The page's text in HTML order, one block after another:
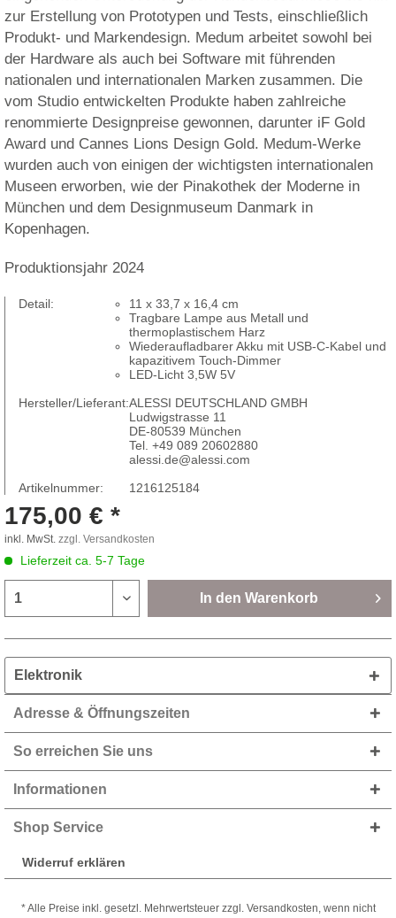
zur Erstellung von Prototypen und Tests, einschließlich
Produkt- und Markendesign. Medum arbeitet sowohl bei
der Hardware als auch bei Software mit führenden
nationalen und internationalen Marken zusammen. Die
vom Studio entwickelten Produkte haben zahlreiche
renommierte Designpreise gewonnen, darunter iF Gold
Award und Cannes Lions Design Gold. Medum-Werke
wurden auch von einigen der wichtigsten internationalen
Museen erworben, wie der Pinakothek der Moderne in
München und dem Designmuseum Danmark in
Kopenhagen.
Produktionsjahr 2024
Detail:
11 x 33,7 x 16,4 cm
Tragbare Lampe aus Metall und
thermoplastischem Harz
Wiederaufladbarer Akku mit USB-C-Kabel und
kapazitivem Touch-Dimmer
LED-Licht 3,5W 5V
Hersteller/Lieferant:ALESSI DEUTSCHLAND GMBH
Ludwigstrasse 11
DE-80539 München
Tel. +49 089 20602880
alessi.de@alessi.com
Artikelnummer:
1216125184
175,00 € *
inkl. MwSt. zzgl. Versandkosten
Lieferzeit ca. 5-7 Tage
In den Warenkorb
Elektronik
Adresse & Öffnungszeiten
So erreichen Sie uns
Informationen
Shop Service
Widerruf erklären
* Alle Preise inkl. gesetzl. Mehrwertsteuer zzgl. Versandkosten, wenn nicht